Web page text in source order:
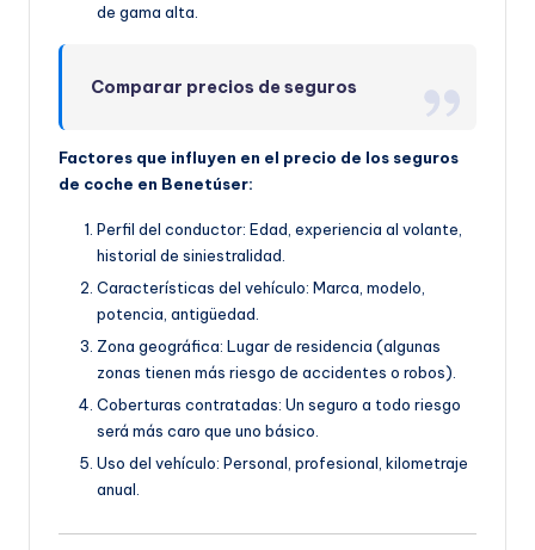
de gama alta.
Comparar precios de seguros
Factores que influyen en el precio de los seguros
de coche en Benetúser:
Perfil del conductor: Edad, experiencia al volante,
historial de siniestralidad.
Características del vehículo: Marca, modelo,
potencia, antigüedad.
Zona geográfica: Lugar de residencia (algunas
zonas tienen más riesgo de accidentes o robos).
Coberturas contratadas: Un seguro a todo riesgo
será más caro que uno básico.
Uso del vehículo: Personal, profesional, kilometraje
anual.